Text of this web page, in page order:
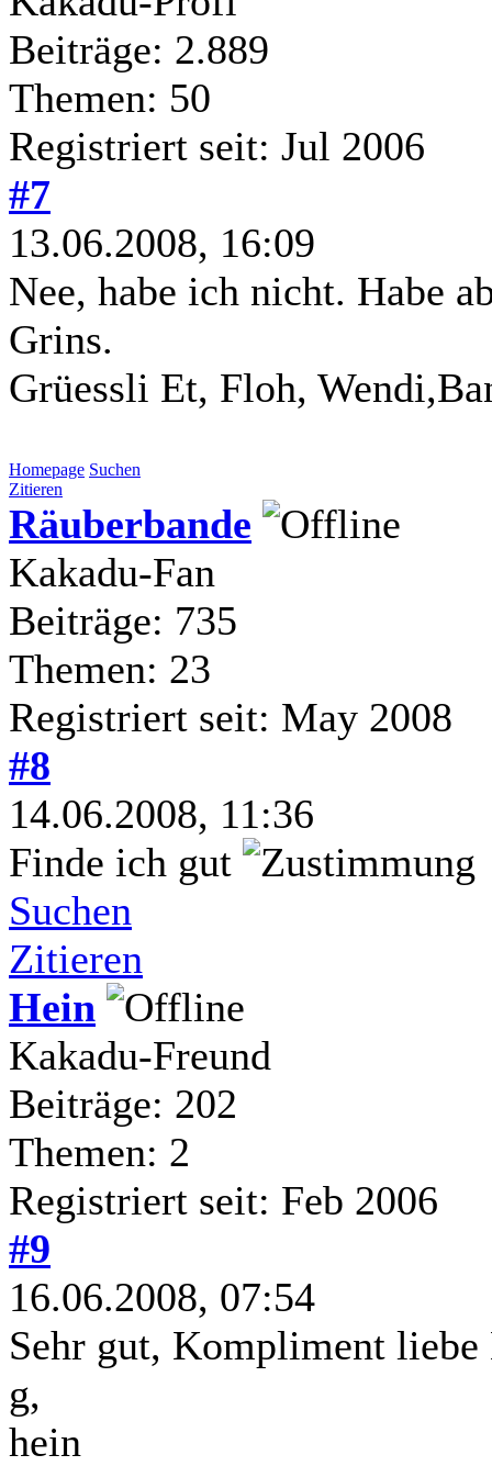
Beiträge: 2.889
Themen: 50
Registriert seit: Jul 2006
#7
13.06.2008, 16:09
Nee, habe ich nicht. Habe
Grins.
Grüessli Et, Floh,
Homepage Suchen
Zitieren
Räuberbande
Kakadu-Fan
Beiträge: 735
Themen: 23
Registriert seit: May 2008
#8
14.06.2008, 11:36
Finde ich gut
Suchen
Zitieren
Hein
Kakadu-Freund
Beiträge: 202
Themen: 2
Registriert seit: Feb 2006
#9
16.06.2008, 07:54
Sehr gut, Kompliment
g,
hein